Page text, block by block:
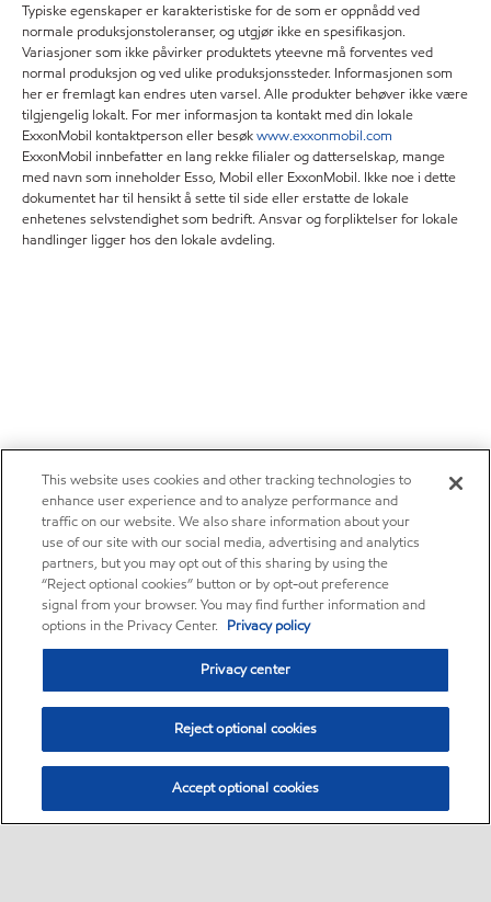
Typiske egenskaper er karakteristiske for de som er oppnådd ved
normale produksjonstoleranser, og utgjør ikke en spesifikasjon.
Variasjoner som ikke påvirker produktets yteevne må forventes ved
normal produksjon og ved ulike produksjonssteder. Informasjonen som
her er fremlagt kan endres uten varsel. Alle produkter behøver ikke være
tilgjengelig lokalt. For mer informasjon ta kontakt med din lokale
ExxonMobil kontaktperson eller besøkwww.exxonmobil.com
ExxonMobil innbefatter en lang rekke filialer og datterselskap, mange
med navn som inneholder Esso, Mobil eller ExxonMobil. Ikke noe i dette
dokumentet har til hensikt å sette til side eller erstatte de lokale
enhetenes selvstendighet som bedrift. Ansvar og forpliktelser for lokale
handlinger ligger hos den lokale avdeling.
This website uses cookies and other tracking technologies to
enhance user experience and to analyze performance and
traffic on our website. We also share information about your
use of our site with our social media, advertising and analytics
partners, but you may opt out of this sharing by using the
“Reject optional cookies” button or by opt-out preference
signal from your browser. You may find further information and
options in the Privacy Center. Privacy policy
Privacy center
Reject optional cookies
Accept optional cookies